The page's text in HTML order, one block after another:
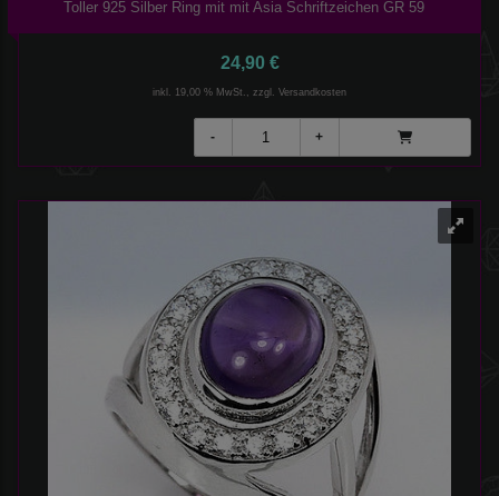
Toller 925 Silber Ring mit mit Asia Schriftzeichen GR 59
24,90 €
inkl. 19,00 % MwSt., zzgl. Versandkosten